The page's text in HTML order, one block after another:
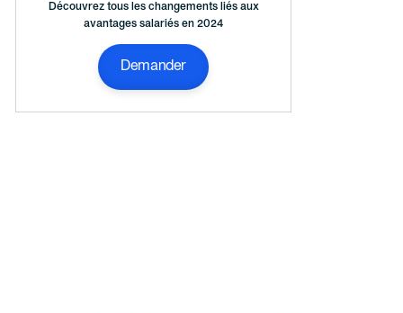
Découvrez tous les changements liés aux
avantages salariés en 2024
Demander